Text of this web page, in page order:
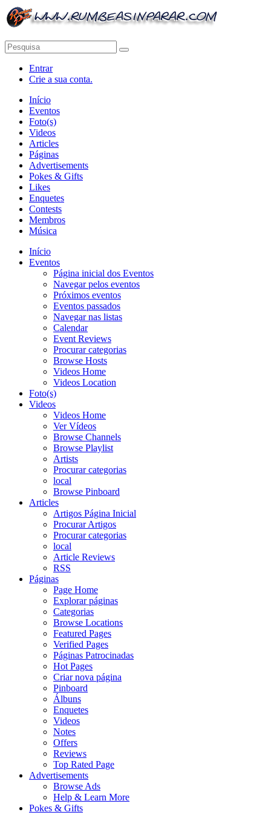
Entrar
Crie a sua conta.
Início
Eventos
Foto(s)
Videos
Articles
Páginas
Advertisements
Pokes & Gifts
Likes
Enquetes
Contests
Membros
Música
Início
Eventos
Página inicial dos Eventos
Navegar pelos eventos
Próximos eventos
Eventos passados
Navegar nas listas
Calendar
Event Reviews
Procurar categorias
Browse Hosts
Videos Home
Videos Location
Foto(s)
Videos
Videos Home
Ver Vídeos
Browse Channels
Browse Playlist
Artists
Procurar categorias
local
Browse Pinboard
Articles
Artigos Página Inicial
Procurar Artigos
Procurar categorias
local
Article Reviews
RSS
Páginas
Page Home
Explorar páginas
Categorias
Browse Locations
Featured Pages
Verified Pages
Páginas Patrocinadas
Hot Pages
Criar nova página
Pinboard
Álbuns
Enquetes
Videos
Notes
Offers
Reviews
Top Rated Page
Advertisements
Browse Ads
Help & Learn More
Pokes & Gifts